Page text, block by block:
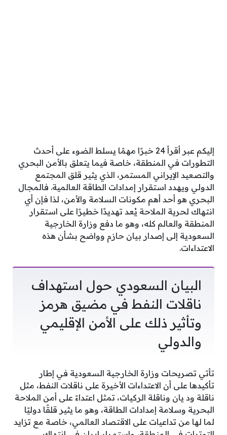
إليكم عبر أقرأ 24 خبرًا مهمًا يسلط الضوء على أحدث
التطورات في المنطقة، خاصة فيما يتعلق بالأمن البحري
والتصعيد الإيراني المستمر، الذي يثير قلق المجتمع
الدولي ويهدد استقرار إمدادات الطاقة العالمية. فالمجال
البحري هو أحد أهم مكونات السلامة والأمن، لذا فإن أي
انتهاك لحرية الملاحة يُعد تهديدًا خطيرًا على استقرار
المنطقة والعالم كله، وهو ما دفع وزارة الخارجية
السعودية إلى إصدار بيان حازم وواضح بشأن هذه
الاعتداءات.
البيان السعودي حول استهداف
ناقلات النفط في مضيق هرمز
وتأثير ذلك على الأمن الإقليمي
والدولي
تأتي تصريحات وزارة الخارجية السعودية في إطار
تأكيدها على أن الاعتداءات الأخيرة على ناقلات النفط، مثل
ناقلة ود يان وناقلة الركيات، تمثل اعتداءً على أمن الملاحة
البحرية وسلامة إمدادات الطاقة، وهو ما يثير قلقًا دوليًا
لما لها من تداعيات على الاقتصاد العالمي، خاصة مع تزايد